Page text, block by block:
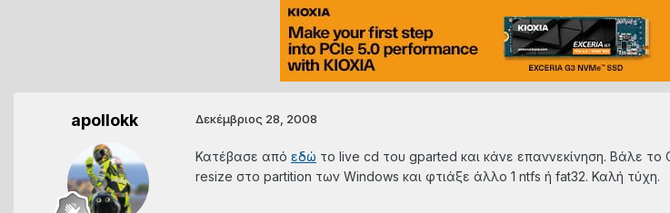
apollokk Δεκέμβριος 28, 2008
Κατέβασε από εδώ το live cd του gparted και κάνε επαννεκίνηση. Βάλε το
resize στο partition των Windows και φτιάξε άλλο 1 ntfs ή fat32. Καλή τύχη.